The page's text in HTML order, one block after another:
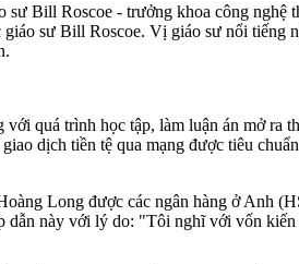
Bill Roscoe - trưởng khoa công
sư Bill Roscoe. Vị giáo sư nổi
với quá trình học tập, làm luận án mở
dịch tiền tệ qua mạng được tiêu
Long được các ngân hàng ở
này với lý do: "Tôi nghĩ với vốn